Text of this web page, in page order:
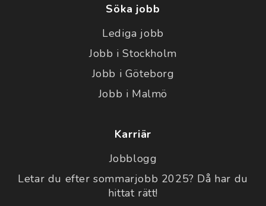
Söka jobb
Lediga jobb
Jobb i Stockholm
Jobb i Göteborg
Jobb i Malmö
Karriär
Jobblogg
Letar du efter sommarjobb 2025? Då har du
hittat rätt!